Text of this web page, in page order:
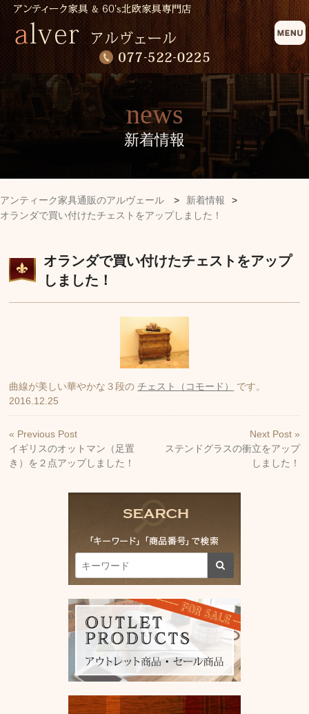
news
新着情報
アンティーク家具通販のアルヴェール > 新着情報
>
オランダで買い付けたチェストをアップしました！
オランダで買い付けたチェストをアップ
しました！
曲線が美しい華やかな３段の チェスト（コモード）
です。
2016.12.25
« Previous Post
イギリスのオットマン（足置
き）を２点アップしました！
Next Post »
ステンドグラスの衝立をアップ
しました！